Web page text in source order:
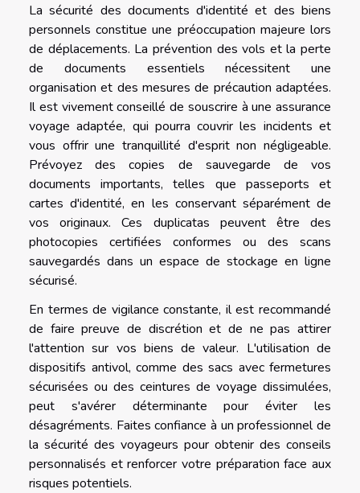
La sécurité des documents d'identité et des biens
personnels constitue une préoccupation majeure lors
de déplacements. La prévention des vols et la perte
de documents essentiels nécessitent une
organisation et des mesures de précaution adaptées.
Il est vivement conseillé de souscrire à une assurance
voyage adaptée, qui pourra couvrir les incidents et
vous offrir une tranquillité d'esprit non négligeable.
Prévoyez des copies de sauvegarde de vos
documents importants, telles que passeports et
cartes d'identité, en les conservant séparément de
vos originaux. Ces duplicatas peuvent être des
photocopies certifiées conformes ou des scans
sauvegardés dans un espace de stockage en ligne
sécurisé.
En termes de vigilance constante, il est recommandé
de faire preuve de discrétion et de ne pas attirer
l'attention sur vos biens de valeur. L'utilisation de
dispositifs antivol, comme des sacs avec fermetures
sécurisées ou des ceintures de voyage dissimulées,
peut s'avérer déterminante pour éviter les
désagréments. Faites confiance à un professionnel de
la sécurité des voyageurs pour obtenir des conseils
personnalisés et renforcer votre préparation face aux
risques potentiels.